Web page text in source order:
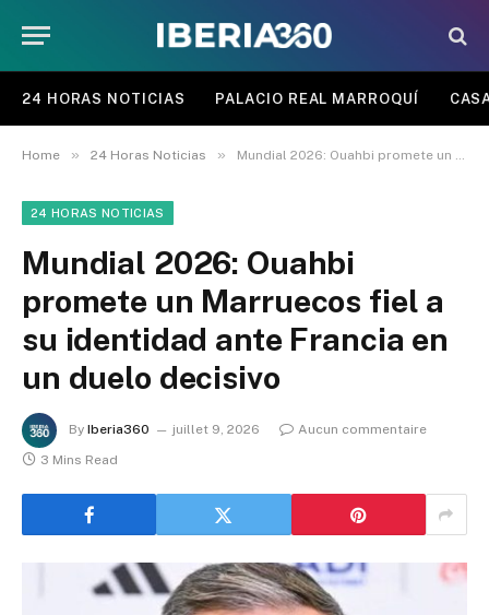
24 HORAS NOTICIAS PALACIO REAL MARROQUÍ
Home » 24 Horas Noticias » Mundial 2026: Ouahbi promete un Marruecos fiel a su identidad ante Francia en un duelo decisivo
24 HORAS NOTICIAS
Mundial 2026: Ouahbi
promete un Marruecos fiel a
su identidad ante Francia en
un duelo decisivo
By Iberia360 juillet 9, 2026
Aucun commentaire
3 Mins Read